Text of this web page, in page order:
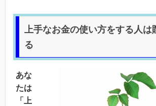
上手なお金の使い方をする人は
る
あな
たは
「上